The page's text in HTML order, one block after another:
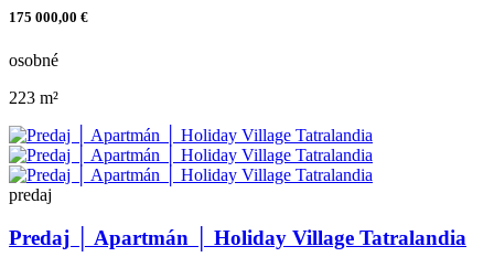
175 000,00 €
osobné
223 m²
predaj
Predaj │ Apartmán │ Holiday Village Tatralandia